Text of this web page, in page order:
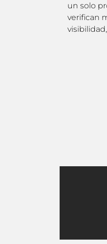
un solo
verifican